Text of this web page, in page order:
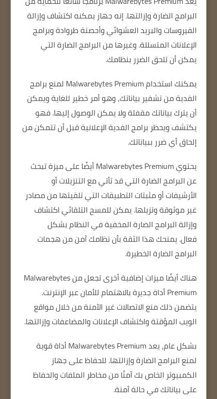
البرامج الضارة وإزالتها.إنه جهاز يمكنه اكتشاف وإزالة
الفيروسات والبريد العشوائي وأحصنة طروادة وبرامج
الإعلانات المتسللة. وغيرها من البرامج الضارة التي
يمكن أن تلحق الضرر بنظامك.
يمكنك استخدام Malwarebytes Premium لمنع برامج
الفدية من تشفير بياناتك، وهو أمر خطير للغاية ويمكن
أن يترك بياناتك مقفلة ولا يمكن الوصول إليها.فهو
يكتشف ويحظر برامج الفدية الإعلانية قبل أن تتمكن من
إلحاق أي ضرر ببياناتك.
يحتوي Malwarebytes Premium أيضًا على ميزة تبحث
عن البرامج الضارة التي قد تأتي مع التنزيلات أو
الأرشيفات أو مثبتات التطبيقات التي تلقيتها من مصادر
غير موثوقة وتزيلها.يمكن للمسح التلقائي اكتشاف
وإزالة البرامج الضارة المخفية في النظام بشكل
فعال.يمنحك هذا الثقة بأن نظامك آمن من هجمات
البرامج الضارة الخطيرة.
هناك أيضًا ميزات إضافية أخرى تجعل من Malwarebytes
Premium أداة جديرة بالاهتمام للأمان عبر الإنترنت.
يتضمن ذلك منع الاتصالات غير الآمنة من خلال مواقع
الويب المؤقتة واكتشاف الإعلانات والمضاعفات وإزالتها.
بشكل عام، يعد Malwarebytes Premium أداة قوية
لمنع البرامج الضارة وإزالتها. للحفاظ على جهاز
الكمبيوتر الخاص بك آمنًا من مخاطر الملفات والحفاظ
على بياناتك في حالة آمنة.